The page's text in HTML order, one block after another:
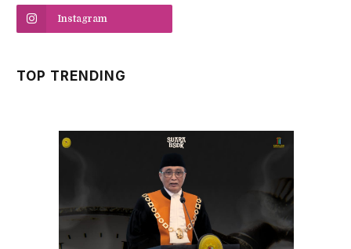
Instagram
TOP TRENDING